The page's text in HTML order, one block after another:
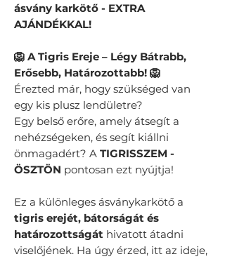
ásvány karkötő - EXTRA
AJÁNDÉKKAL!
🦁 A Tigris Ereje – Légy Bátrabb,
Erősebb, Határozottabb! 🦁
Érezted már, hogy szükséged van
egy kis plusz lendületre?
Egy belső erőre, amely átsegít a
nehézségeken, és segít kiállni
önmagadért? A TIGRISSZEM -
ÖSZTÖN pontosan ezt nyújtja!
Ez a különleges ásványkarkötő a
tigris erejét, bátorságát és
határozottságát hivatott átadni
viselőjének. Ha úgy érzed, itt az ideje,